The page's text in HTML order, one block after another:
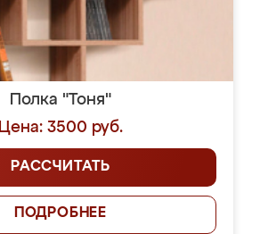
Полка "Тоня"
Цена: 3500 руб.
РАССЧИТАТЬ
ПОДРОБНЕЕ